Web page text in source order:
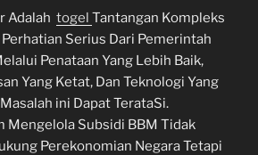
Adalah togel Tantangan Kompleks
Serius Dari Pemerintah
Penataan Yang Lebih Baik,
Yang Ketat, Dan Teknologi Yang
ini Dapat TerataSi.
Mengelola Subsidi BBM Tidak
Perekonomian Negara Tetapi